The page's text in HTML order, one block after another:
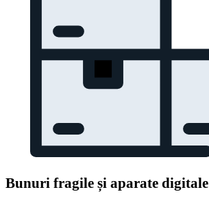
Bunuri fragile și aparate digitale